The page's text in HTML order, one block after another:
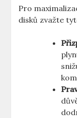
Pro
disků zvažte‍